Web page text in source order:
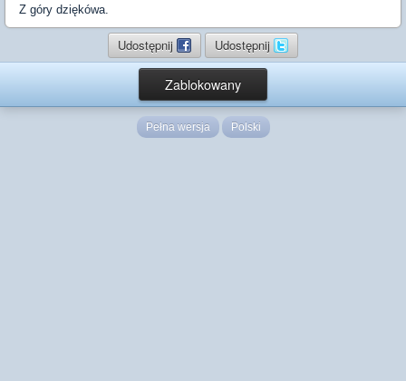
Z góry dziękówa.
Udostępnij Udostępnij
Zablokowany
Pełna wersja Polski